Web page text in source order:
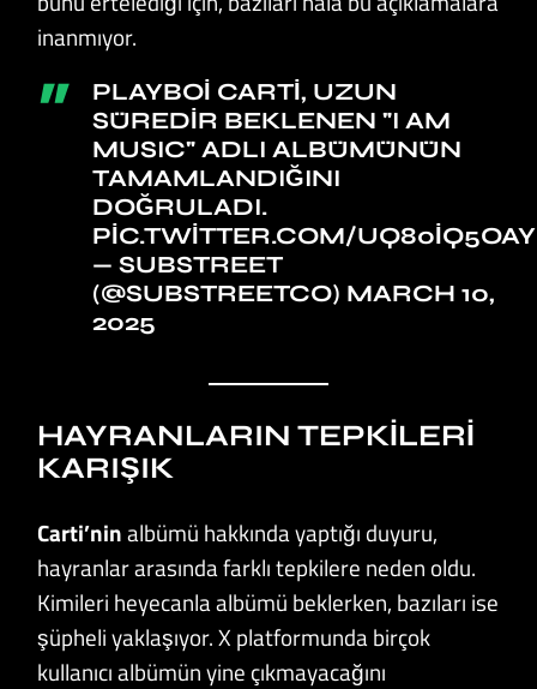
inanmıyor.
PLAYBOI CARTI, UZUN
SÜREDIR BEKLENEN "I AM
MUSIC" ADLI ALBÜMÜNÜN
TAMAMLANDIĞINI
DOĞRULADI.
PIC.TWITTER.COM/UQ80IQ5OAY
— SUBSTREET
(@SUBSTREETCO) MARCH 10,
2025
HAYRANLARIN TEPKILERI
KARIŞIK
Carti’ninalbümü hakkında yaptığı duyuru,
hayranlar arasında farklı tepkilere neden oldu.
Kimileri heyecanla albümü beklerken, bazıları ise
şüpheli yaklaşıyor. X platformunda birçok
kullanıcı albümün yine çıkmayacağını